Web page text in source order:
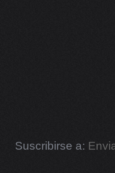
Suscribirse a: